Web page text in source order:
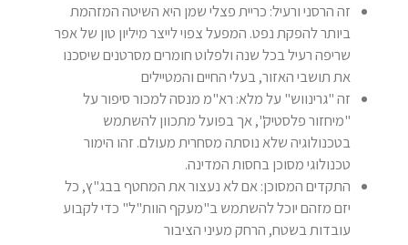
זה הרסני ורעיל: כריית פצלי שמן היא השיטה המזהמת
ביותר להפקת נפט. המפעל צפוי לייצר מיליון טון של אפר
שריפה רעיל בכל שנה ולפלוט חומרים מסרטנים שיסכנו
את תושבי האזור, בעלי החיים והמטיילים
זה "גרינווש" על מלא: רא"מ מנסה למכור סיפור על
"מיחזור פלסטיק", אך בפועל מתכוון להשתמש
בטכנולוגיה שלא נוסתה מסחרית מעולם. זהו הימור
טכנולוגי מסוכן בחסות המדינה.
התקדים המסוכן: אם לא נעצור את המחטף בבג"ץ, כל
יזם מזהם יוכל להשתמש ב"מעקף הוות"ל" כדי לקבוע
עובדות בשטח, הרחק מעיני הציבור